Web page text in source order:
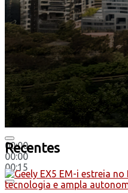
00:00
00:00
00:15
Recentes